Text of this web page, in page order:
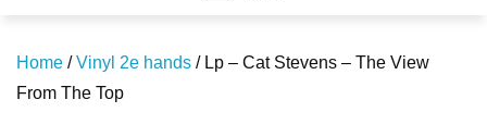
Home /Vinyl 2e hands / Lp – Cat Stevens – The View
From The Top